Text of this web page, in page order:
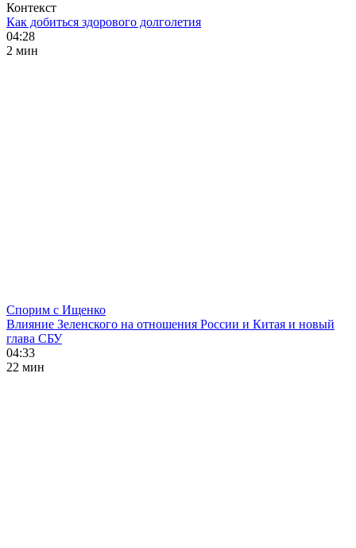
Контекст
Как добиться здорового долголетия
04:28
2 мин
Спорим с Ищенко
Влияние Зеленского на отношения России и Китая и новый
глава СБУ
04:33
22 мин